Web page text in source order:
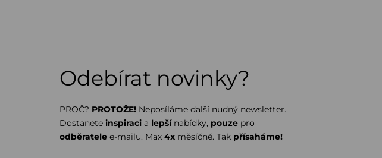
Odebírat novinky?
PROČ? PROTOŽE! Neposíláme další nudný newsletter.
Dostanete inspiraci a lepšínabídky, pouze pro
odběratele e-mailu. Max 4x měsíčně. Tak přísaháme!